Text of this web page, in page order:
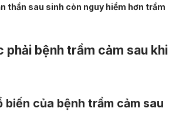
thần sau sinh còn nguy hiểm hơn trầm
phải bệnh trầm cảm sau khi
biến của bệnh trầm cảm sau